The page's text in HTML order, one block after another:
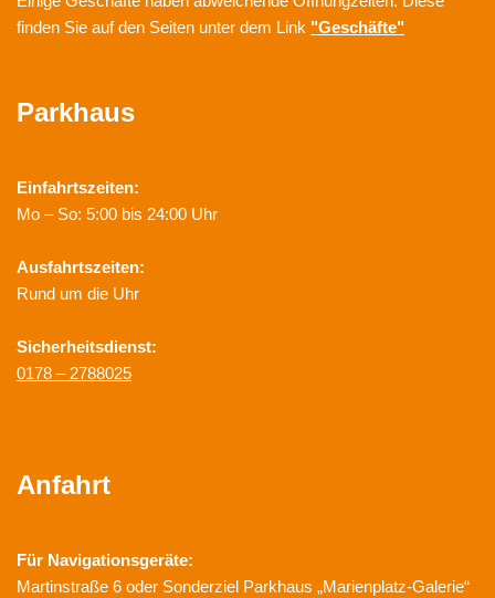
finden Sie auf den Seiten unter dem Link "Geschäfte"
Parkhaus
Einfahrtszeiten:
Mo – So: 5:00 bis 24:00 Uhr
Ausfahrtszeiten:
Rund um die Uhr
Sicherheitsdienst:
0178 – 2788025
Anfahrt
Für Navigationsgeräte:
Martinstraße 6 oder Sonderziel Parkhaus „Marienplatz-Galerie“